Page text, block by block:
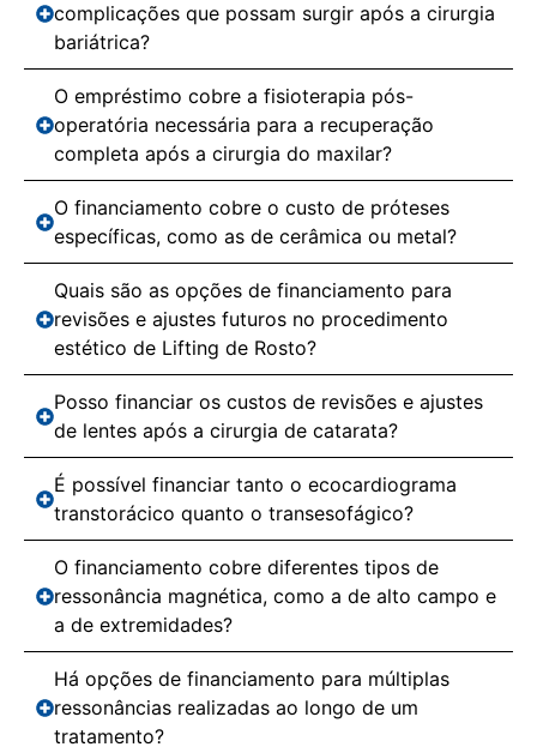
complicações que possam surgir após a cirurgia
bariátrica?
O empréstimo cobre a fisioterapia pós-
operatória necessária para a recuperação
completa após a cirurgia do maxilar?
O financiamento cobre o custo de próteses
específicas, como as de cerâmica ou metal?
Quais são as opções de financiamento para
revisões e ajustes futuros no procedimento
estético de Lifting de Rosto?
Posso financiar os custos de revisões e ajustes
de lentes após a cirurgia de catarata?
É possível financiar tanto o ecocardiograma
transtorácico quanto o transesofágico?
O financiamento cobre diferentes tipos de
ressonância magnética, como a de alto campo e
a de extremidades?
Há opções de financiamento para múltiplas
ressonâncias realizadas ao longo de um
tratamento?